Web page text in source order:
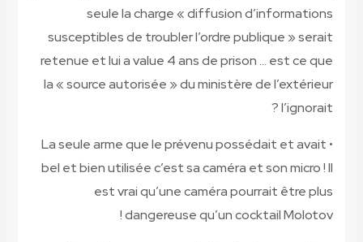
seule la charge « diffusion
susceptibles de troubler l’ordre
retenue et lui a value 4 ans de
la « source autorisée » du
• La seule arme que le prévenu
bel et bien utilisée c’est sa caméra
est vrai qu’une caméra
dangereuse qu’un